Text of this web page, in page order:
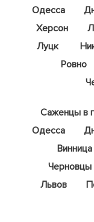
Одесса
Херсон
Луцк
Ровно
Саженцы в
Одесса
Винница
Черновцы
Львов